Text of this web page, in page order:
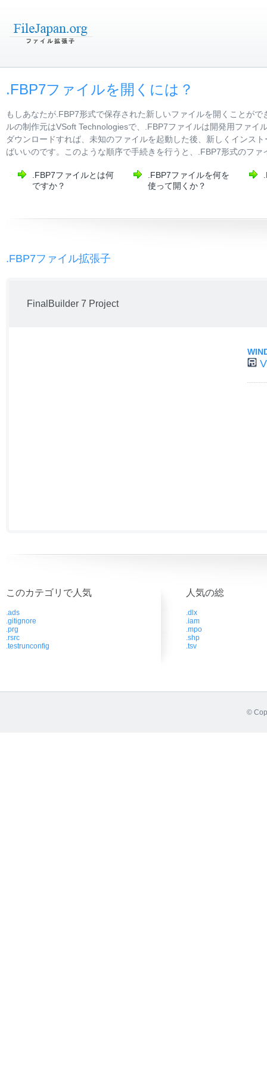
.FBP7ファイルを開くには？
もしあなたが.FBP7形式で保存された新しいファイルを開くことが
ルの制作元はVSoft Technologiesで、.FBP7ファイルは開発用ファ
ダウンロードすれば、未知のファイルを起動した後、新しくインス
ばいいのです。このような順序で手続きを行うと、.FBP7形式のフ
.FBP7ファイルとは何
ですか？
.FBP7ファイルを何を
使って開くか？
.FBP7ファイル拡張子
FinalBuilder 7 Project
このカテゴリで人気
.ads
.gitignore
.prg
.rsrc
.testrunconfig
人気の総
.dlx
.iam
.mpo
.shp
.tsv
©